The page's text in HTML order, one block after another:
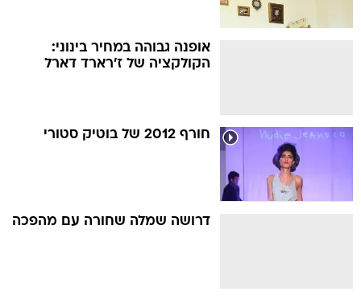
אופנה גבוהה במחיר בינוני:
הקולקציה של ז'רארד דארל
חורף 2012 של בוטיק סטורי
דרושה שמלה שחורה עם מהפכה